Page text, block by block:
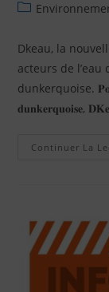
Dkeau, la
acteurs de
dunkerquoise.
𝐝𝐮𝐧𝐤𝐞𝐫𝐪𝐮𝐨𝐢𝐬𝐞,
Continuer La